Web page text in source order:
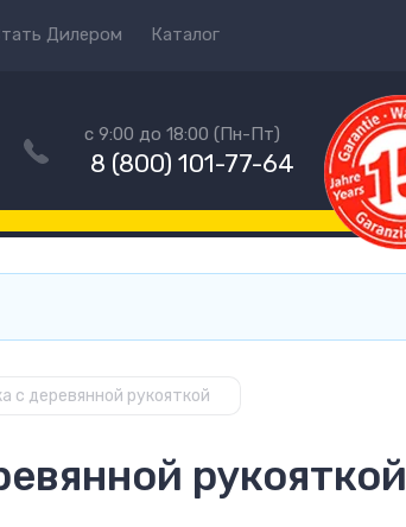
Дилером Каталог
с 9:00 до 18:00 (Пн-Пт)
8 (800) 101-77-64
с деревянной рукояткой
рукояткой